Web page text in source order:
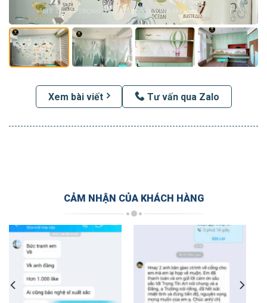
Xem bài viết Tư vấn qua Zalo
CẢM NHẬN CỦA KHÁCH HÀNG